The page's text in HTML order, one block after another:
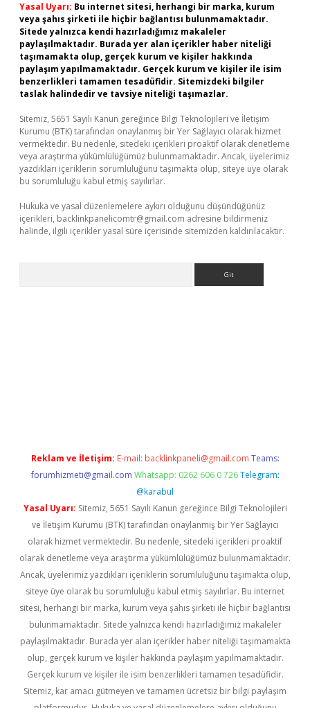
Yasal Uyarı: Bu internet sitesi, herhangi bir marka, kurum
veya şahıs şirketi ile hiçbir bağlantısı bulunmamaktadır.
Sitede yalnızca kendi hazırladığımız makaleler
paylaşılmaktadır. Burada yer alan içerikler haber niteliği
taşımamakta olup, gerçek kurum ve kişiler hakkında
paylaşım yapılmamaktadır. Gerçek kurum ve kişiler ile isim
benzerlikleri tamamen tesadüfidir. Sitemizdeki bilgiler
taslak halindedir ve tavsiye niteliği taşımazlar.
Sitemiz, 5651 Sayılı Kanun gereğince Bilgi Teknolojileri ve İletişim
Kurumu (BTK) tarafından onaylanmış bir Yer Sağlayıcı olarak hizmet
vermektedir. Bu nedenle, sitedeki içerikleri proaktif olarak denetleme
veya araştırma yükümlülüğümüz bulunmamaktadır. Ancak, üyelerimiz
yazdıkları içeriklerin sorumluluğunu taşımakta olup, siteye üye olarak
bu sorumluluğu kabul etmiş sayılırlar.
Hukuka ve yasal düzenlemelere aykırı olduğunu düşündüğünüz
içerikleri, backlinkpanelicomtr@gmail.com adresine bildirmeniz
halinde, ilgili içerikler yasal süre içerisinde sitemizden kaldırılacaktır.
Reklam ve İletişim: E-mail: backlinkpaneli@gmail.com Teams:
forumhizmeti@gmail.com Whatsapp: 0262 606 0 726 Telegram:
@karabul
Yasal Uyarı: Sitemiz, 5651 Sayılı Kanun gereğince Bilgi Teknolojileri
ve İletişim Kurumu (BTK) tarafından onaylanmış bir Yer Sağlayıcı
olarak hizmet vermektedir. Bu nedenle, sitedeki içerikleri proaktif
olarak denetleme veya araştırma yükümlülüğümüz bulunmamaktadır.
Ancak, üyelerimiz yazdıkları içeriklerin sorumluluğunu taşımakta olup,
siteye üye olarak bu sorumluluğu kabul etmiş sayılırlar. Bu internet
sitesi, herhangi bir marka, kurum veya şahıs şirketi ile hiçbir bağlantısı
bulunmamaktadır. Sitede yalnızca kendi hazırladığımız makaleler
paylaşılmaktadır. Burada yer alan içerikler haber niteliği taşımamakta
olup, gerçek kurum ve kişiler hakkında paylaşım yapılmamaktadır.
Gerçek kurum ve kişiler ile isim benzerlikleri tamamen tesadüfidir.
Sitemiz, kar amacı gütmeyen ve tamamen ücretsiz bir bilgi paylaşım